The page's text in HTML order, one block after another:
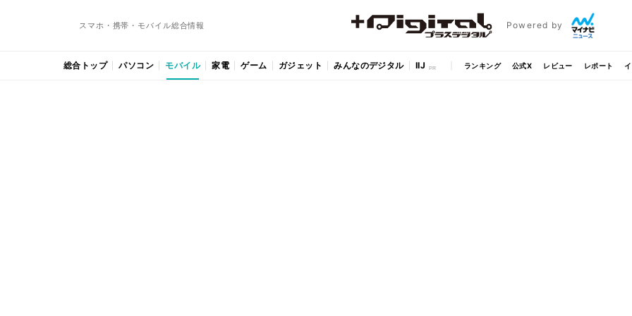
スマホ・携帯・モバイル総合情報 Powered by
総合トップ パソコン モバイル 家電 ゲーム ガジェット みんなのデジタル IIJ ランキング 公式X レビュー レポート